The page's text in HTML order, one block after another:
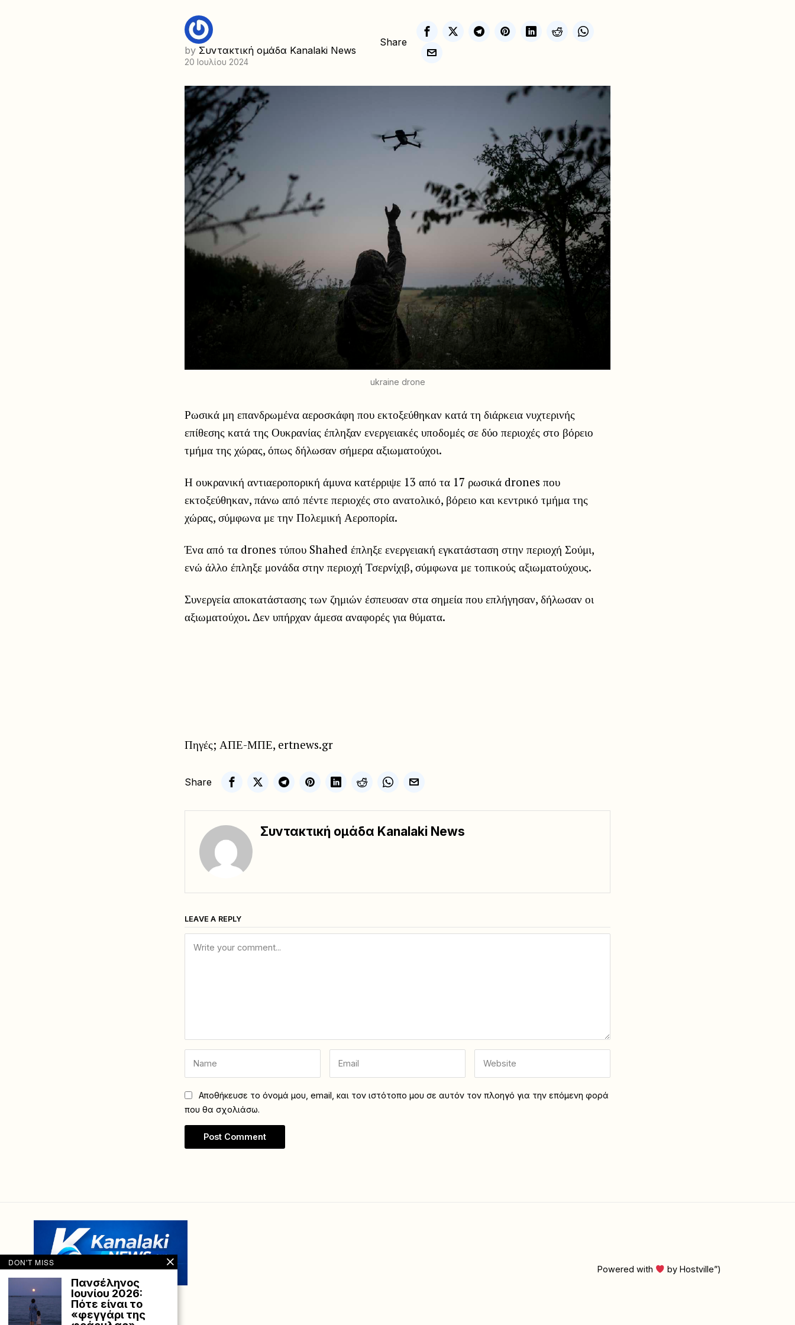
by Συντακτική ομάδα Kanalaki News
20 Ιουλίου 2024
Share
ukraine drone
Ρωσικά μη επανδρωμένα αεροσκάφη που εκτοξεύθηκαν κατά τη διάρκεια νυχτερινής
επίθεσης κατά της Ουκρανίας έπληξαν ενεργειακές υποδομές σε δύο περιοχές στο βόρειο
τμήμα της χώρας, όπως δήλωσαν σήμερα αξιωματούχοι.
Η ουκρανική αντιαεροπορική άμυνα κατέρριψε 13 από τα 17 ρωσικά drones που
εκτοξεύθηκαν, πάνω από πέντε περιοχές στο ανατολικό, βόρειο και κεντρικό τμήμα της
χώρας, σύμφωνα με την Πολεμική Αεροπορία.
Ένα από τα drones τύπου Shahed έπληξε ενεργειακή εγκατάσταση στην περιοχή Σούμι,
ενώ άλλο έπληξε μονάδα στην περιοχή Τσερνίχιβ, σύμφωνα με τοπικούς αξιωματούχους.
Συνεργεία αποκατάστασης των ζημιών έσπευσαν στα σημεία που επλήγησαν, δήλωσαν οι
αξιωματούχοι. Δεν υπήρχαν άμεσα αναφορές για θύματα.
Πηγές; ΑΠΕ-ΜΠΕ, ertnews.gr
Share
Συντακτική ομάδα Kanalaki News
LEAVE A REPLY
Αποθήκευσε το όνομά μου, email, και τον ιστότοπο μου σε αυτόν τον πλοηγό για την επόμενη φορά
που θα σχολιάσω.
Powered with by Hostville”)
DON'T MISS
Πανσέληνος
Ιουνίου 2026:
Πότε είναι το
«φεγγάρι της